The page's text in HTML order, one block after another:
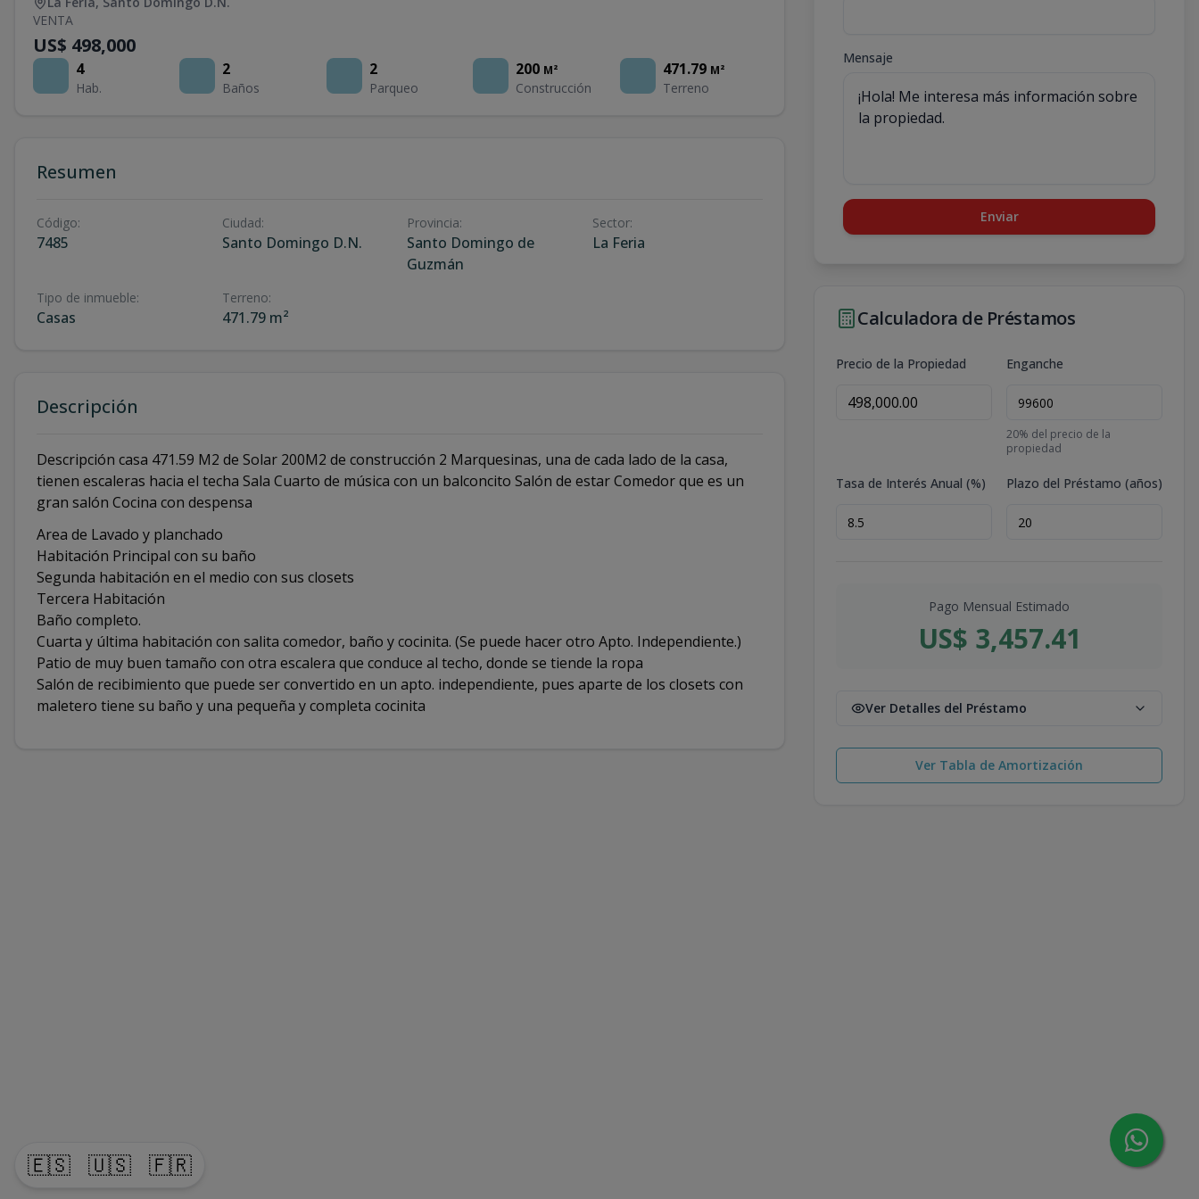
🇪🇸 🇺🇸 🇫🇷
VENTA
US$ 498,000
4
Hab.
2
Baños
2
Parqueo
200 M²
Construcción
471.79 M²
Terreno
Resumen
Código:
7485
Ciudad:
Santo Domingo D.N.
Provincia:
Santo Domingo de
Guzmán
Sector:
La Feria
Tipo de inmueble:
Casas
Terreno:
471.79 m²
Descripción
Descripción casa 471.59 M2 de Solar 200M2 de construcción 2 Marquesinas, una de cada lado de la casa,
tienen escaleras hacia el techa Sala Cuarto de música con un balconcito Salón de estar Comedor que es un
gran salón Cocina con despensa
Area de Lavado y planchado
Habitación Principal con su baño
Segunda habitación en el medio con sus closets
Tercera Habitación
Baño completo.
Cuarta y última habitación con salita comedor, baño y cocinita. (Se puede hacer otro Apto. Independiente.)
Patio de muy buen tamaño con otra escalera que conduce al techo, donde se tiende la ropa
Salón de recibimiento que puede ser convertido en un apto. independiente, pues aparte de los closets con
maletero tiene su baño y una pequeña y completa cocinita
Mensaje
Enviar
Calculadora de Préstamos
Precio de la Propiedad Enganche
20% del precio de la
propiedad
Tasa de Interés Anual (%) Plazo del Préstamo (años)
Pago Mensual Estimado
US$ 3,457.41
Ver Detalles del Préstamo
Ver Tabla de Amortización